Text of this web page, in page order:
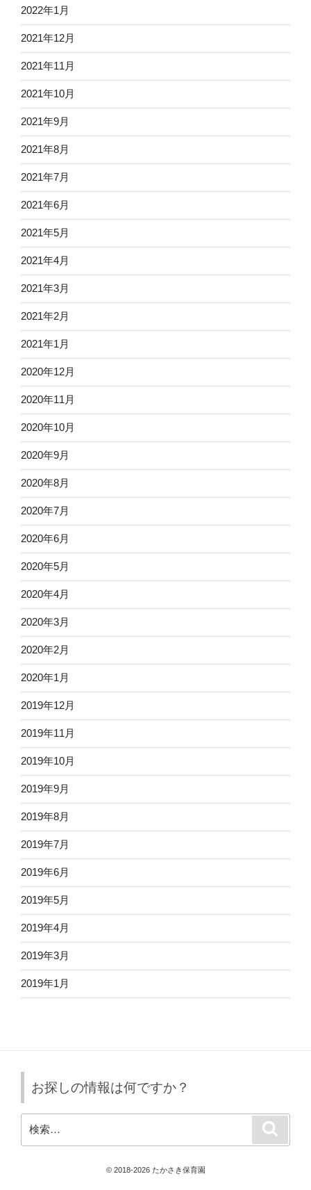
2022年1月
2021年12月
2021年11月
2021年10月
2021年9月
2021年8月
2021年7月
2021年6月
2021年5月
2021年4月
2021年3月
2021年2月
2021年1月
2020年12月
2020年11月
2020年10月
2020年9月
2020年8月
2020年7月
2020年6月
2020年5月
2020年4月
2020年3月
2020年2月
2020年1月
2019年12月
2019年11月
2019年10月
2019年9月
2019年8月
2019年7月
2019年6月
2019年5月
2019年4月
2019年3月
2019年1月
お探しの情報は何ですか？
検
索:
© 2018-2026 たかさき保育園